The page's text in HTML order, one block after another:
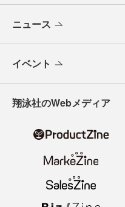
ニュース
イベント
翔泳社のWebメディア